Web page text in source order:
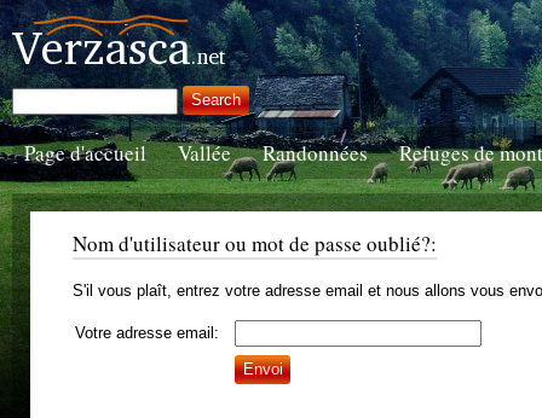
Page d'accueil Vallée Randonnées Refuges de
Nom d'utilisateur ou mot de passe oublié?:
S'il vous plaît, entrez votre adresse email et nous allons vous
Votre adresse email: